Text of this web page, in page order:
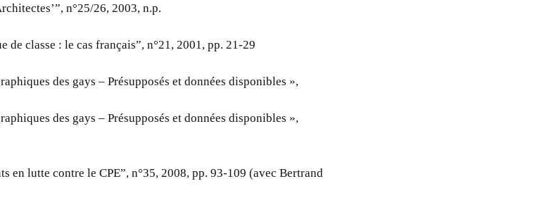
n°25/26, 2003, n.p.
de classe : le cas français”, n°21, 2001, pp. 21-29
des gays – Présupposés et données disponibles »,
des gays – Présupposés et données disponibles »,
en lutte contre le CPE”, n°35, 2008, pp. 93-109 (avec Bertrand